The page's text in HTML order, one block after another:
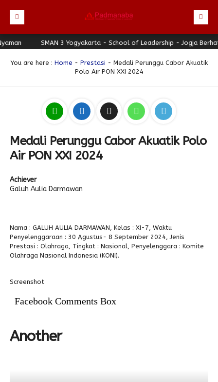
Beranda
Profil
Bulletin
Alumni
SMAN 3 Yogyakarta - School of Leadership - Jogja Berhati
You are here : Home - Prestasi - Medali Perunggu Cabor Akuatik
Polo Air PON XXI 2024
Medali Perunggu Cabor Akuatik Polo
Air PON XXI 2024
Achiever
Galuh Aulia Darmawan
Nama : GALUH AULIA DARMAWAN, Kelas : XI-7, Waktu
Penyelenggaraan : 30 Agustus- 8 September 2024, Jenis
Prestasi : Olahraga, Tingkat : Nasional, Penyelenggara : Komite
Olahraga Nasional Indonesia (KONI).
Screenshot
Facebook Comments Box
Another